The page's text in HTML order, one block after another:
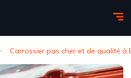
Carrossier pas cher et de qualité à